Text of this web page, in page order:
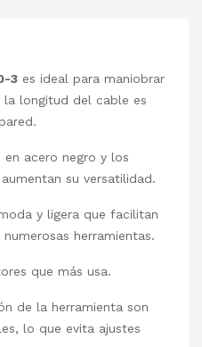
3 es ideal para maniobrar
la longitud del cable es
en acero negro y los
su versatilidad.
y ligera que facilitan
herramientas.
que más usa.
de la herramienta son
lo que evita ajustes